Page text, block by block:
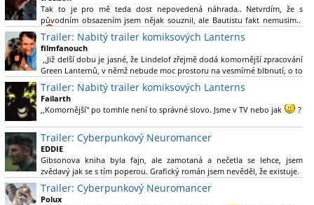
Tak to je pro mě teda dost nepovedená náhrada.. Netvrdím, že s
původním obsazením jsem nějak souznil, ale Bautistu fakt nemusim..
Trailer: Nabitý trailer komiksových Lanterns
filmfanouch
,,Již delší dobu je jasné, že Lindelof zřejmě dodá komornější zpracování
Green Lanternů, v němž nebude moc prostoru na vesmírné blbnutí, o to
více se ovšem bude moci nová adaptace odprostit třeba od filmového
Green Lanterna s Ryanem Reynoldsem.´´ Co je na tom
nesrozumitelného?
Trailer: Nabitý trailer komiksových Lanterns
Failarth
,,Komornější" po tomhle není to správné slovo. Jsme v TV nebo jak
?
Nebál bych se říct, že to vypadá skvěle jak po stránce kvantity materiálu,
tak i formou.
Výběr Ulricha Tomsena pro mě velké překvapení a velmi zajímavá volba
bravo.
Chandler je lepší a lepší s každou novou scénou.
Trailer: Cyberpunkový Neuromancer
EDDIE
Gibsonova kniha byla fajn, ale zamotaná a nečetla se lehce, jsem
zvědavý jak se s tím poperou. Grafický román jsem nevěděl, že existuje.
Trailer: Cyberpunkový Neuromancer
Polux